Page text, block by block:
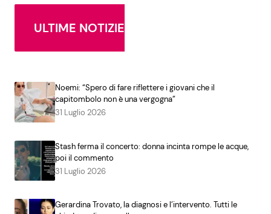
ULTIME NOTIZIE
Noemi: “Spero di fare riflettere i giovani che il
capitombolo non è una vergogna”
31 Luglio 2026
Stash ferma il concerto: donna incinta rompe le acque,
poi il commento
31 Luglio 2026
Gerardina Trovato, la diagnosi e l’intervento. Tutti le